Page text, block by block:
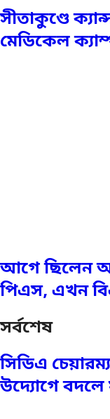
সীতাকুণ্ডে
মেডিকেল
আগে ছিলেন
পিএস, এখন
সর্বশেষ
সিডিএ
উদ্যোগে বদলে